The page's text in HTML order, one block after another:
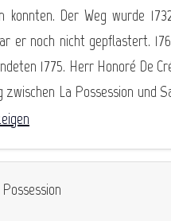
konnten. Der Weg wurde
er noch nicht gepflastert.
1775. Herr Honoré De
zwischen La Possession und
Possession